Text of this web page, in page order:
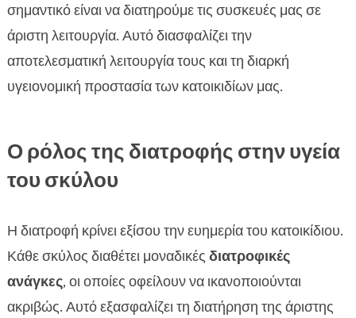
σημαντικό είναι να διατηρούμε τις συσκευές μας σε
άριστη λειτουργία. Αυτό διασφαλίζει την
αποτελεσματική λειτουργία τους και τη διαρκή
υγειονομική προστασία των κατοικιδίων μας.
Ο ρόλος της διατροφής στην υγεία
του σκύλου
Η διατροφή κρίνει εξίσου την ευημερία του κατοικίδιου.
Κάθε σκύλος διαθέτει μοναδικές διατροφικές
ανάγκες, οι οποίες οφείλουν να ικανοποιούνται
ακριβώς. Αυτό εξασφαλίζει τη διατήρηση της άριστης